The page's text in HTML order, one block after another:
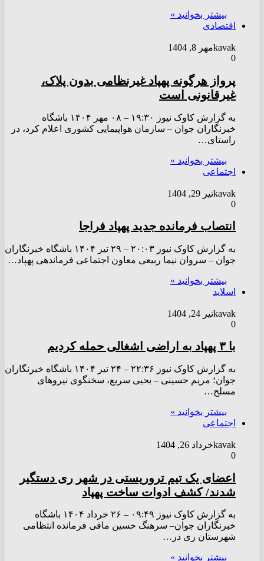
بیشتر بخوانید »
اقتصادی
kavakمهر 8, 1404
0
پرواز هرگونه پهپاد غیرنظامی بدون پلاک،
غیرقانونی است
به گزارش کاوک نیوز ۱۹:۳۰ – ۰۸ مهر ۱۴۰۴ باشگاه
خبرنگاران جوان – سازمان هواپیمایی کشوری اعلام کرد، در
راستای…
بیشتر بخوانید »
اجتماعی
kavakتیر 29, 1404
0
انتصاب فرمانده جدید پهپاد فراجا
به گزارش کاوک نیوز ۲۰:۰۳ – ۲۹ تير ۱۴۰۴ باشگاه خبرنگاران
جوان – سروان نیما ربیعی معاون اجتماعی فرماندهی پهپاد…
بیشتر بخوانید »
اسلاید
kavakتیر 24, 1404
0
با ۳ پهپاد به اراضی اشغالی حمله کردیم
به گزارش کاوک نیوز ۲۲:۳۶ – ۲۴ تير ۱۴۰۴ باشگاه خبرنگاران
جوان؛ مریم حسینی – یحیی سریع، سخنگوی نیرو‌های
مسلح…
بیشتر بخوانید »
اجتماعی
kavakخرداد 26, 1404
0
اعضای یک تیم تروریستی در شهر ری دستگیر
شدند/ کشف ادوات ساخت پهپاد
به گزارش کاوک نیوز ۰۹:۴۹ – ۲۶ خرداد ۱۴۰۴ باشگاه
خبرنگاران جوان– سرهنگ حسین مافی فرمانده انتظامی
شهرستان ری در…
بیشتر بخوانید »